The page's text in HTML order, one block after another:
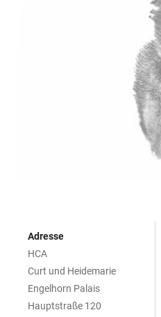
Adresse
HCA
Curt und Heidemarie
Engelhorn Palais
Hauptstraße 120